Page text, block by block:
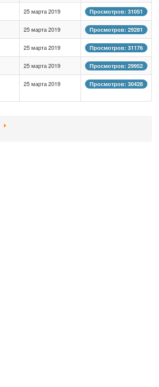
25 марта 2019 Просмотров: 31051
25 марта 2019 Просмотров: 29281
25 марта 2019 Просмотров: 31176
25 марта 2019 Просмотров: 29952
25 марта 2019 Просмотров: 30428